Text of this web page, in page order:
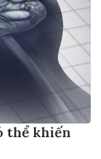
thể khiến